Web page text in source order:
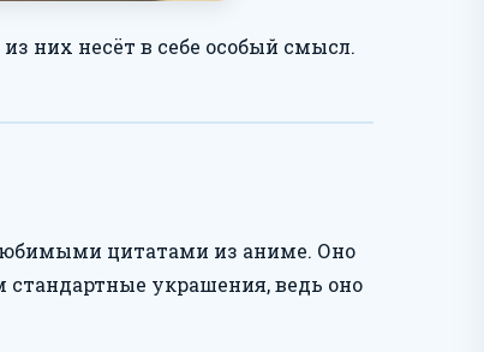
них несёт в себе особый смысл.
цитатами из аниме. Оно
украшения, ведь оно